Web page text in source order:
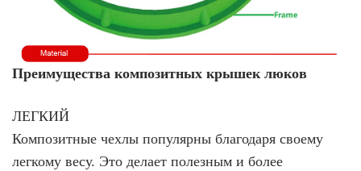
Преимущества композитных крышек люков
ЛЕГКИЙ
Композитные чехлы популярны благодаря своему
легкому весу. Это делает полезным и более